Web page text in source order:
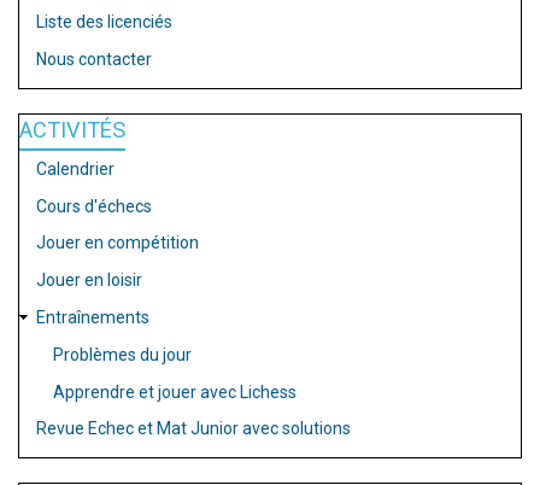
Liste des licenciés
Nous contacter
ACTIVITÉS
Calendrier
Cours d'échecs
Jouer en compétition
Jouer en loisir
Entraînements
Problèmes du jour
Apprendre et jouer avec Lichess
Revue Echec et Mat Junior avec solutions